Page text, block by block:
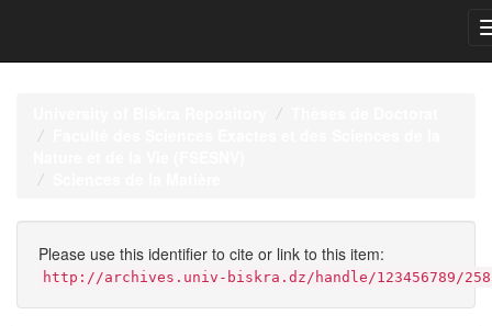
Please use this identifier to cite or link to this item:
http://archives.univ-biskra.dz/handle/123456789/